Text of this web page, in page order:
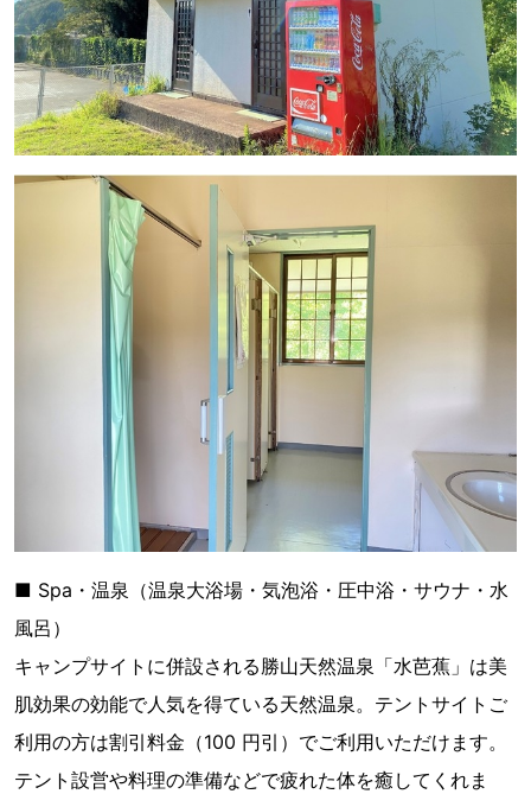
■ Spa・温泉（温泉⼤浴場・気泡浴・圧中浴・サウナ・水
風呂）
キャンプサイトに併設される勝山天然温泉「水芭蕉」は美
肌効果の効能で人気を得ている天然温泉。テントサイトご
利用の方は割引料金（100 円引）でご利用いただけます。
テント設営や料理の準備などで疲れた体を癒してくれま